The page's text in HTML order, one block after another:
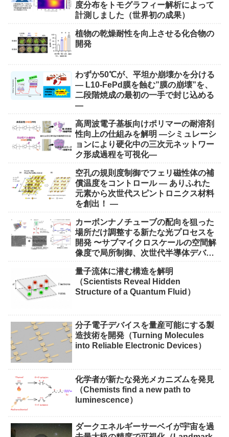
度分布をトモグラフィー解析によって
計測しました（世界初の成果）
植物の乾燥耐性を向上させる化合物の
開発
わずか50℃が、平坦か崩壊かを分ける
― L10-FePd膜を蝕む”膜の崩壊”を、
二段階焼成の最初の一手で封じ込める
―
高周波電子基板向けポリマーの耐溶剤
性向上の仕組みを解明 ―シミュレーシ
ョンにより硬化中の三次元ネットワー
ク形成過程を可視化―
空孔の規則度制御でフェリ磁性体の補
償温度をコントロール ― ありふれた
元素から次世代スピントロニクス材料
を創出！ ―
カーボンナノチューブの配向を狙った
場所だけ調整する新たな光プロセスを
開発 〜サブマイクロスケールの空間解
像度で局所制御、次世代半導体デバイ
量子流体に潜む構造を解明
（Scientists Reveal Hidden
Structure of a Quantum Fluid）
分子電子デバイスを量産可能にする製
造技術を開発（Turning Molecules
into Reliable Electronic Devices）
化学者が新たな発光メカニズムを発見
（Chemists find a new path to
luminescence）
ダークエネルギーサーベイが宇宙を過